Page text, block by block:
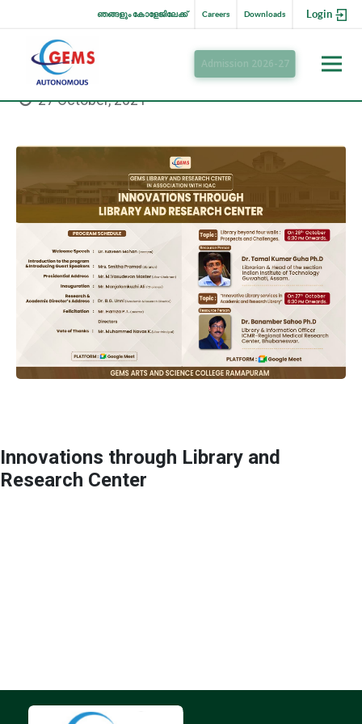
Login
Downloads
Careers
ഞങ്ങളും കോളേജിലേക്ക്
Admission 2026-27
Innovations through Library and
Research Center
27 October, 2021